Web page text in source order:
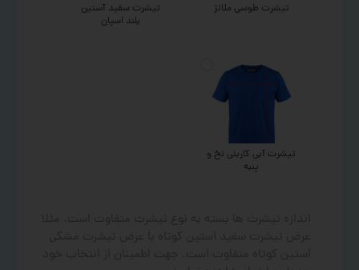
تیشرت طوسی ملانژ
تیشرت سفید آستین
بلند اسپان
تیشرت آبی کاربنی نخ و
پنبه